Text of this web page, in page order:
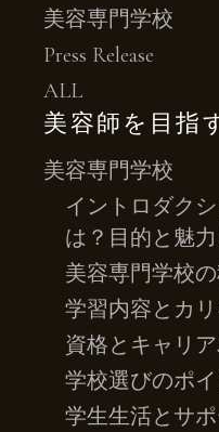
美容専門学校
Press Release
ALL
美容師を目指
美容専門学校
イントロダク
は？目的と魅
美容専門学校
学習内容とカ
資格とキャリ
学校選びのポイ
学生生活とサ